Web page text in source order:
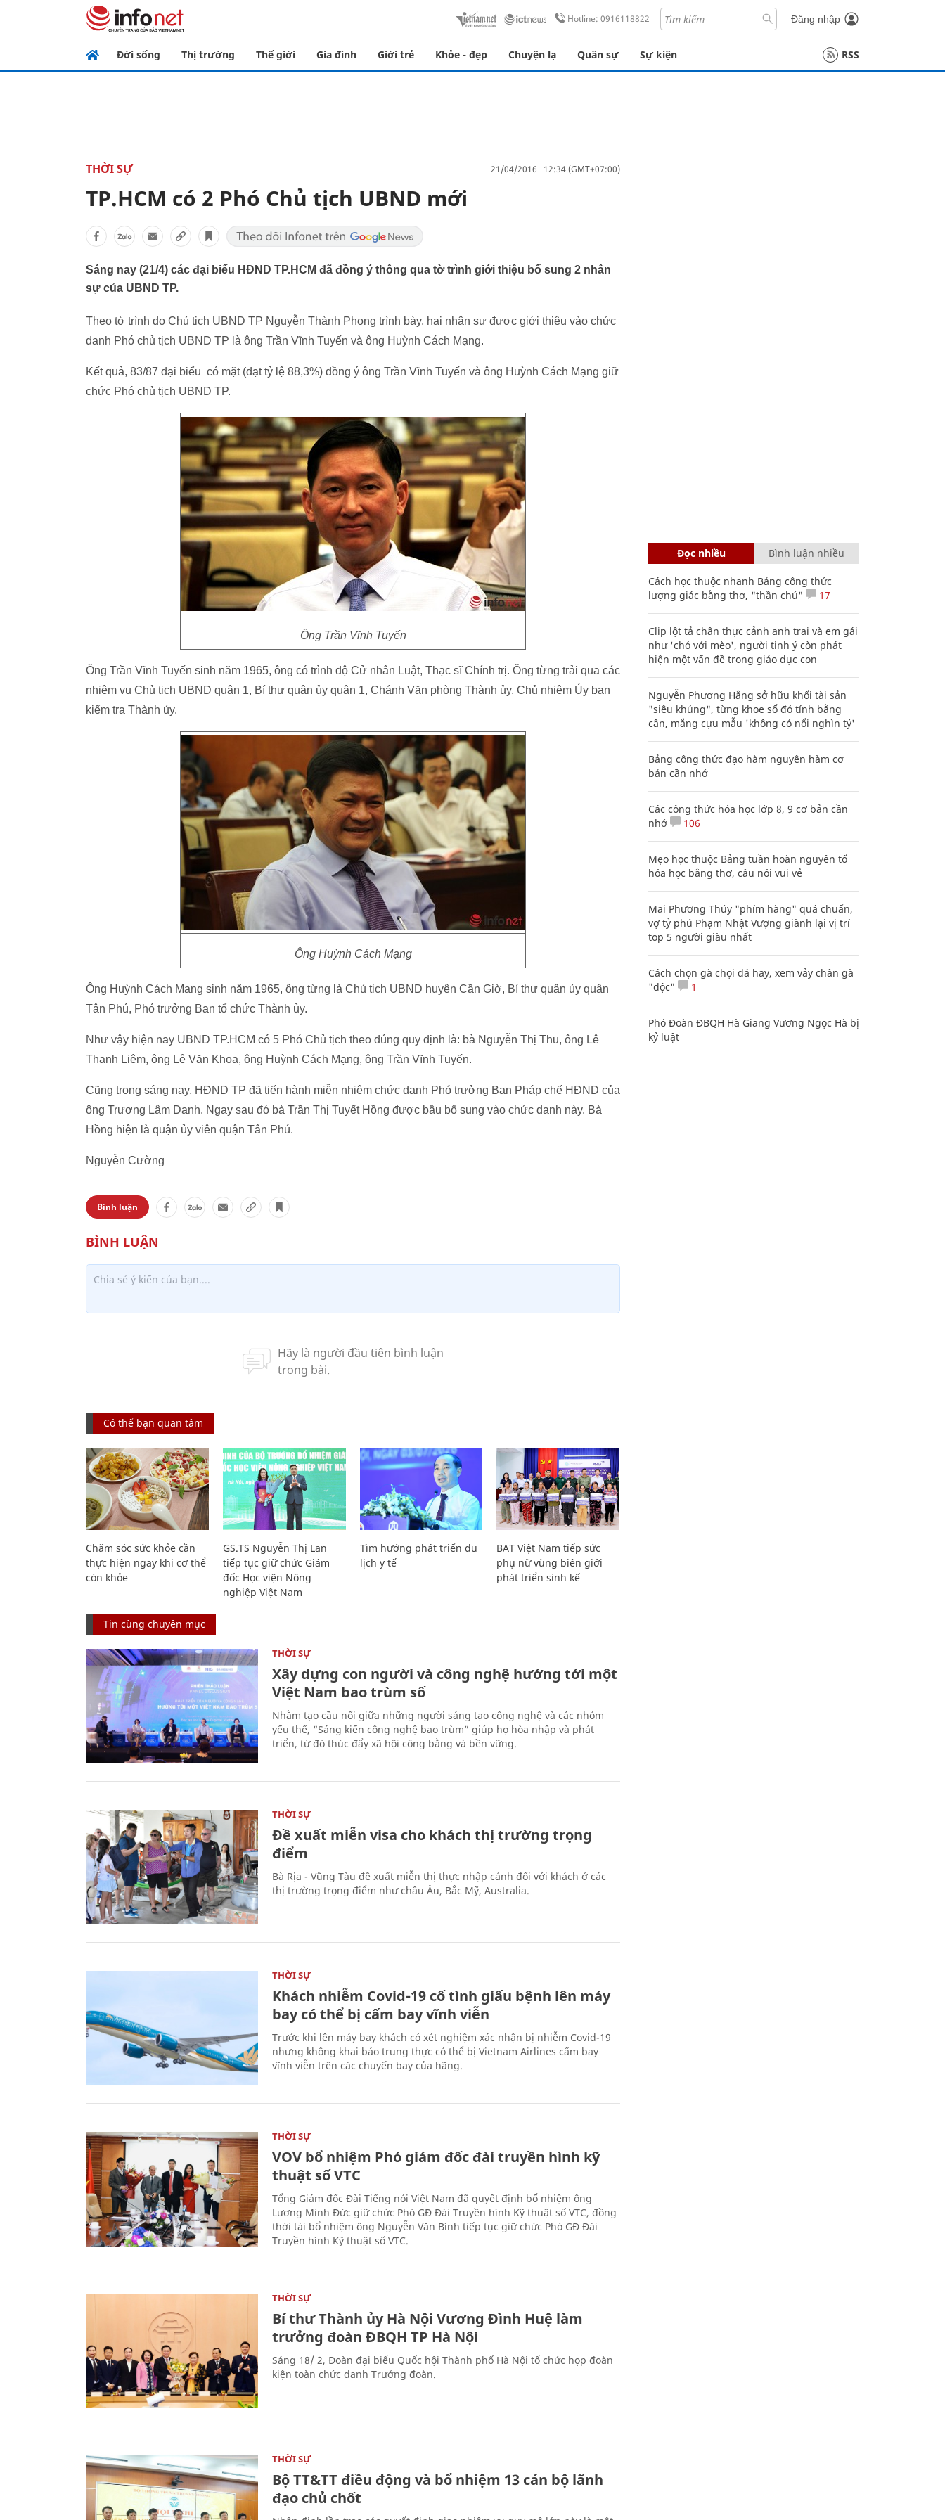
Hotline: 0916118822 Đăng nhập
Đời sống Thị trường Thế giới Gia đình Giới trẻ Khỏe - đẹp Chuyện lạ Quân sự Sự kiện RSS
THỜI SỰ 21/04/2016 12:34 (GMT+07:00)
TP.HCM có 2 Phó Chủ tịch UBND mới
Sáng nay (21/4) các đại biểu HĐND TP.HCM đã đồng ý thông qua tờ trình giới thiệu bổ sung 2 nhân
sự của UBND TP.
Theo tờ trình do Chủ tịch UBND TP Nguyễn Thành Phong trình bày, hai nhân sự được giới thiệu vào chức
danh Phó chủ tịch UBND TP là ông Trần Vĩnh Tuyến và ông Huỳnh Cách Mạng.
Kết quả, 83/87 đại biểu có mặt (đạt tỷ lệ 88,3%) đồng ý ông Trần Vĩnh Tuyến và ông Huỳnh Cách Mạng giữ
chức Phó chủ tịch UBND TP.
Ông Trần Vĩnh Tuyến
Ông Trần Vĩnh Tuyến sinh năm 1965, ông có trình độ Cử nhân Luật, Thạc sĩ Chính trị. Ông từng trải qua các
nhiệm vụ Chủ tịch UBND quận 1, Bí thư quận ủy quận 1, Chánh Văn phòng Thành ủy, Chủ nhiệm Ủy ban
kiểm tra Thành ủy.
Ông Huỳnh Cách Mạng
Ông Huỳnh Cách Mạng sinh năm 1965, ông từng là Chủ tịch UBND huyện Cần Giờ, Bí thư quận ủy quận
Tân Phú, Phó trưởng Ban tổ chức Thành ủy.
Như vậy hiện nay UBND TP.HCM có 5 Phó Chủ tịch theo đúng quy định là: bà Nguyễn Thị Thu, ông Lê
Thanh Liêm, ông Lê Văn Khoa, ông Huỳnh Cách Mạng, ông Trần Vĩnh Tuyến.
Cũng trong sáng nay, HĐND TP đã tiến hành miễn nhiệm chức danh Phó trưởng Ban Pháp chế HĐND của
ông Trương Lâm Danh. Ngay sau đó bà Trần Thị Tuyết Hồng được bầu bổ sung vào chức danh này. Bà
Hồng hiện là quận ủy viên quận Tân Phú.
Nguyễn Cường
Bình luận
Có thể bạn quan tâm
Chăm sóc sức khỏe cần
thực hiện ngay khi cơ thể
còn khỏe
GS.TS Nguyễn Thị Lan
tiếp tục giữ chức Giám
đốc Học viện Nông
nghiệp Việt Nam
Tìm hướng phát triển du
lịch y tế
BAT Việt Nam tiếp sức
phụ nữ vùng biên giới
phát triển sinh kế
Tin cùng chuyên mục
THỜI SỰ
Xây dựng con người và công nghệ hướng tới một
Việt Nam bao trùm số
Nhằm tạo cầu nối giữa những người sáng tạo công nghệ và các nhóm
yếu thế, “Sáng kiến công nghệ bao trùm” giúp họ hòa nhập và phát
triển, từ đó thúc đẩy xã hội công bằng và bền vững.
THỜI SỰ
Đề xuất miễn visa cho khách thị trường trọng
điểm
Bà Rịa - Vũng Tàu đề xuất miễn thị thực nhập cảnh đối với khách ở các
thị trường trọng điểm như châu Âu, Bắc Mỹ, Australia.
THỜI SỰ
Khách nhiễm Covid-19 cố tình giấu bệnh lên máy
bay có thể bị cấm bay vĩnh viễn
Trước khi lên máy bay khách có xét nghiệm xác nhận bị nhiễm Covid-19
nhưng không khai báo trung thực có thể bị Vietnam Airlines cấm bay
vĩnh viễn trên các chuyến bay của hãng.
THỜI SỰ
VOV bổ nhiệm Phó giám đốc đài truyền hình kỹ
thuật số VTC
Tổng Giám đốc Đài Tiếng nói Việt Nam đã quyết định bổ nhiệm ông
Lương Minh Đức giữ chức Phó GĐ Đài Truyền hình Kỹ thuật số VTC, đồng
thời tái bổ nhiệm ông Nguyễn Văn Bình tiếp tục giữ chức Phó GĐ Đài
Truyền hình Kỹ thuật số VTC.
THỜI SỰ
Bí thư Thành ủy Hà Nội Vương Đình Huệ làm
trưởng đoàn ĐBQH TP Hà Nội
Sáng 18/ 2, Đoàn đại biểu Quốc hội Thành phố Hà Nội tổ chức họp đoàn
kiện toàn chức danh Trưởng đoàn.
THỜI SỰ
Bộ TT&TT điều động và bổ nhiệm 13 cán bộ lãnh
đạo chủ chốt
Đọc nhiều Bình luận nhiều
Cách học thuộc nhanh Bảng công thức
lượng giác bằng thơ, "thần chú"
17
Clip lột tả chân thực cảnh anh trai và em gái
như 'chó với mèo', người tinh ý còn phát
hiện một vấn đề trong giáo dục con
Nguyễn Phương Hằng sở hữu khối tài sản
"siêu khủng", từng khoe sổ đỏ tính bằng
cân, mắng cựu mẫu 'không có nổi nghìn tỷ'
Bảng công thức đạo hàm nguyên hàm cơ
bản cần nhớ
Các công thức hóa học lớp 8, 9 cơ bản cần
nhớ
106
Mẹo học thuộc Bảng tuần hoàn nguyên tố
hóa học bằng thơ, câu nói vui vẻ
Mai Phương Thúy "phím hàng" quá chuẩn,
vợ tỷ phú Phạm Nhật Vượng giành lại vị trí
top 5 người giàu nhất
Cách chọn gà chọi đá hay, xem vảy chân gà
"độc"
1
Phó Đoàn ĐBQH Hà Giang Vương Ngọc Hà bị
kỷ luật